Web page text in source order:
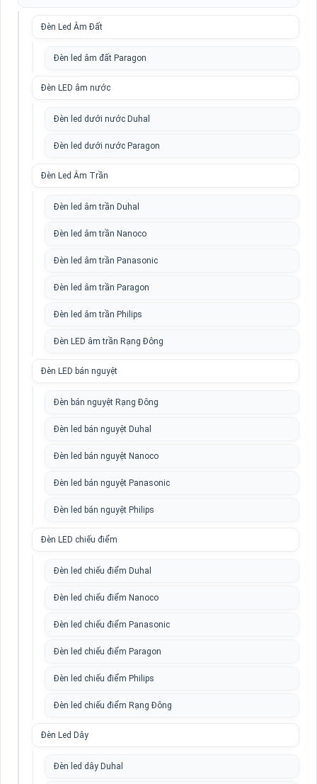
Đèn Led Âm Đất
Đèn led âm đất Paragon
Đèn LED âm nước
Đèn led dưới nước Duhal
Đèn led dưới nước Paragon
Đèn Led Âm Trần
Đèn led âm trần Duhal
Đèn led âm trần Nanoco
Đèn led âm trần Panasonic
Đèn led âm trần Paragon
Đèn led âm trần Philips
Đèn LED âm trần Rạng Đông
Đèn LED bán nguyệt
Đèn bán nguyệt Rạng Đông
Đèn led bán nguyệt Duhal
Đèn led bán nguyệt Nanoco
Đèn led bán nguyệt Panasonic
Đèn led bán nguyệt Philips
Đèn LED chiếu điểm
Đèn led chiếu điểm Duhal
Đèn led chiếu điểm Nanoco
Đèn led chiếu điểm Panasonic
Đèn led chiếu điểm Paragon
Đèn led chiếu điểm Philips
Đèn led chiếu điểm Rạng Đông
Đèn Led Dây
Đèn led dây Duhal